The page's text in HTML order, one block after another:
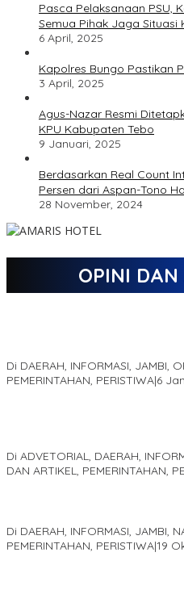
Pasca Pelaksanaan PSU,
Semua Pihak Jaga Situasi
6 April, 2025
Kapolres Bungo Pastikan
3 April, 2025
Agus-Nazar Resmi
KPU Kabupaten Tebo
9 Januari, 2025
Berdasarkan Real Count
Persen dari Aspan-Tono
28 November, 2024
OPINI
Di DAERAH, INFORMASI, JAMBI,
PEMERINTAHAN, PERISTIWA|6
Di ADVETORIAL, DAERAH,
DAN ARTIKEL, PEMERINTAHAN,
Di DAERAH, INFORMASI, JAMBI,
PEMERINTAHAN, PERISTIWA|19